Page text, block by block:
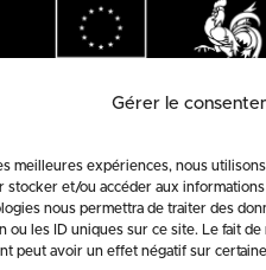
Gérer le
meilleures expériences, nous
stocker et/ou accéder aux
nous permettra de traiter des
ou les ID uniques sur ce site. Le fait
peut avoir un effet négatif sur